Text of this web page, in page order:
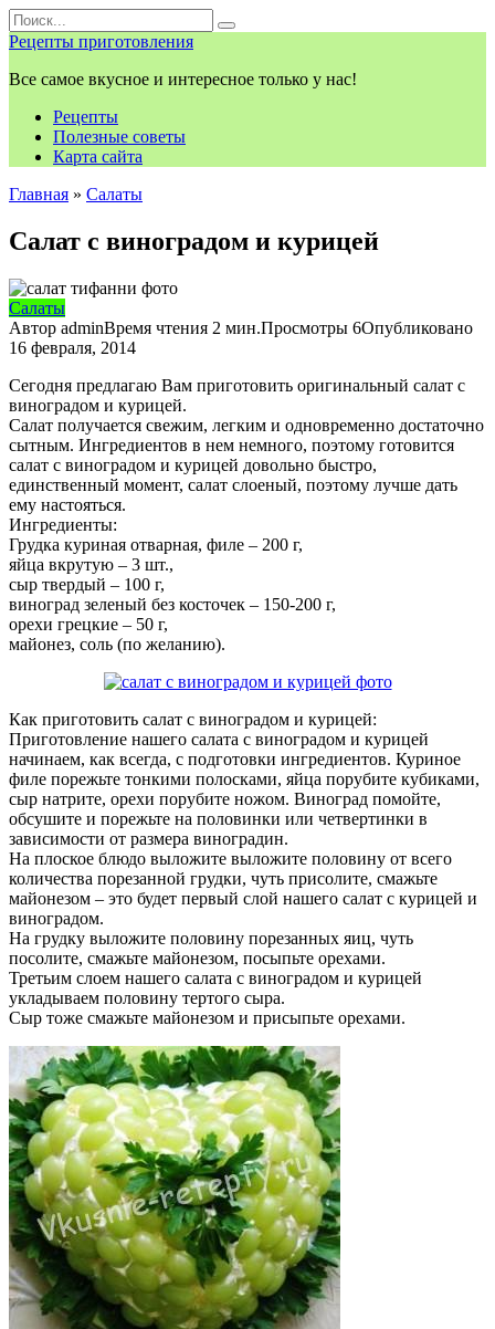
Перейти
к
контенту
Search
for:
Рецепты приготовления
Все самое вкусное и интересное только у нас!
Рецепты
Полезные советы
Карта сайта
Главная » Салаты
Салат с виноградом и курицей
Салаты
Автор adminВремя чтения 2 мин.Просмотры 6Опубликовано
16 февраля, 2014
Сегодня предлагаю Вам приготовить оригинальный салат с
виноградом и курицей.
Салат получается свежим, легким и одновременно достаточно
сытным. Ингредиентов в нем немного, поэтому готовится
салат с виноградом и курицей довольно быстро,
единственный момент, салат слоеный, поэтому лучше дать
ему настояться.
Ингредиенты:
Грудка куриная отварная, филе – 200 г,
яйца вкрутую – 3 шт.,
сыр твердый – 100 г,
виноград зеленый без косточек – 150-200 г,
орехи грецкие – 50 г,
майонез, соль (по желанию).
Как приготовить салат с виноградом и курицей:
Приготовление нашего салата с виноградом и курицей
начинаем, как всегда, с подготовки ингредиентов. Куриное
филе порежьте тонкими полосками, яйца порубите кубиками,
сыр натрите, орехи порубите ножом. Виноград помойте,
обсушите и порежьте на половинки или четвертинки в
зависимости от размера виноградин.
На плоское блюдо выложите выложите половину от всего
количества порезанной грудки, чуть присолите, смажьте
майонезом – это будет первый слой нашего салат с курицей и
виноградом.
На грудку выложите половину порезанных яиц, чуть
посолите, смажьте майонезом, посыпьте орехами.
Третьим слоем нашего салата с виноградом и курицей
укладываем половину тертого сыра.
Сыр тоже смажьте майонезом и присыпьте орехами.